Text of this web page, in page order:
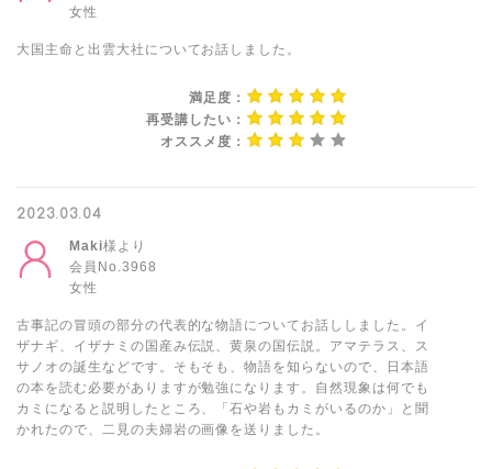
女性
大国主命と出雲大社についてお話しました。
満足度：
再受講したい：
オススメ度：
2023.03.04
Maki様より
会員No.3968
女性
古事記の冒頭の部分の代表的な物語についてお話ししました。イ
ザナギ、イザナミの国産み伝説、黄泉の国伝説。アマテラス、ス
サノオの誕生などです。そもそも、物語を知らないので、日本語
の本を読む必要がありますが勉強になります。自然現象は何でも
カミになると説明したところ、「石や岩もカミがいるのか」と聞
かれたので、二見の夫婦岩の画像を送りました。